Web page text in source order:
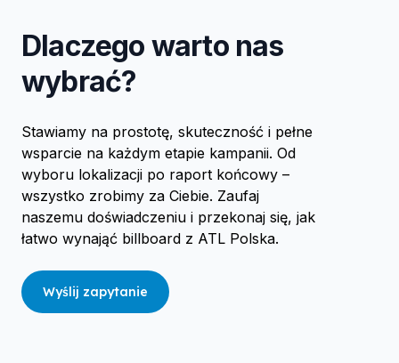
Dlaczego warto nas
wybrać?
Stawiamy na prostotę, skuteczność i pełne
wsparcie na każdym etapie kampanii. Od
wyboru lokalizacji po raport końcowy –
wszystko zrobimy za Ciebie. Zaufaj
naszemu doświadczeniu i przekonaj się, jak
łatwo wynająć billboard z ATL Polska.
Wyślij zapytanie